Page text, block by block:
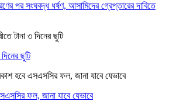
পর সংঘবদ্ধ ধর্ষণ, আসামিদের গ্রেপ্তারের দাবিতে
ছুটি
ফল, জানা যাবে যেভাবে